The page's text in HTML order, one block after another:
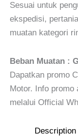
Sesuai untuk
ekspedisi,
muatan kategori
Beban Muatan :
Dapatkan promo
Motor. Info promo
melalui Official
Description